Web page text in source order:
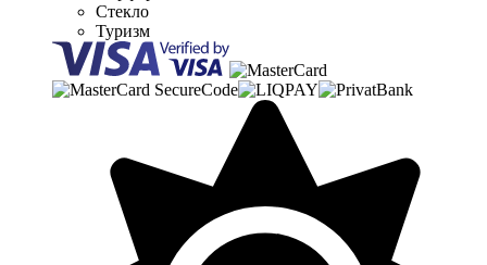
Стекло
Туризм